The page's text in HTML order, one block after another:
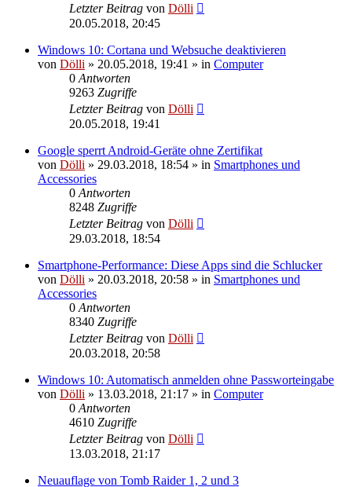
Letzter Beitrag von Dölli
20.05.2018, 20:45
Windows 10: Cortana und Websuche deaktivieren
von Dölli » 20.05.2018, 19:41 » in Computer
0 Antworten
9263 Zugriffe
Letzter Beitrag von Dölli
20.05.2018, 19:41
Google sperrt Android-Geräte ohne Zertifikat
von Dölli » 29.03.2018, 18:54 » in Smartphones und
Accessories
0 Antworten
8248 Zugriffe
Letzter Beitrag von Dölli
29.03.2018, 18:54
Smartphone-Performance: Diese Apps sind die Schlucker
von Dölli » 20.03.2018, 20:58 » in Smartphones und
Accessories
0 Antworten
8340 Zugriffe
Letzter Beitrag von Dölli
20.03.2018, 20:58
Windows 10: Automatisch anmelden ohne Passworteingabe
von Dölli » 13.03.2018, 21:17 » in Computer
0 Antworten
4610 Zugriffe
Letzter Beitrag von Dölli
13.03.2018, 21:17
Neuauflage von Tomb Raider 1, 2 und 3